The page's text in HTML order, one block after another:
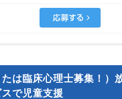
たは臨床心理士募集！）
で児童支援